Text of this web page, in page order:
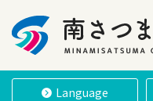
南さつま市
Language